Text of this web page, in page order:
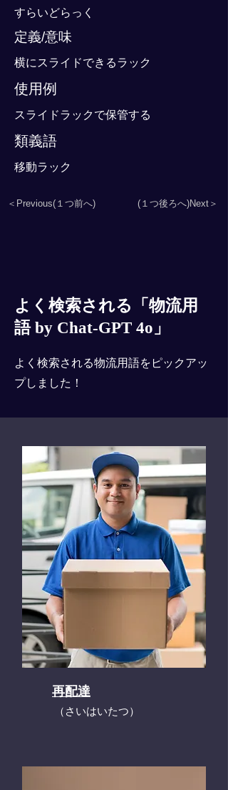
すらいどらっく
定義/意味
横にスライドできるラック
使用例
スライドラックで保管する
類義語
移動ラック
＜Previous(１つ前へ) (１つ後ろへ)Next＞
よく検索される「物流用
語 by Chat-GPT 4o」
よく検索される物流用語をピックアッ
プしました！
再配達
​（さいはいたつ）